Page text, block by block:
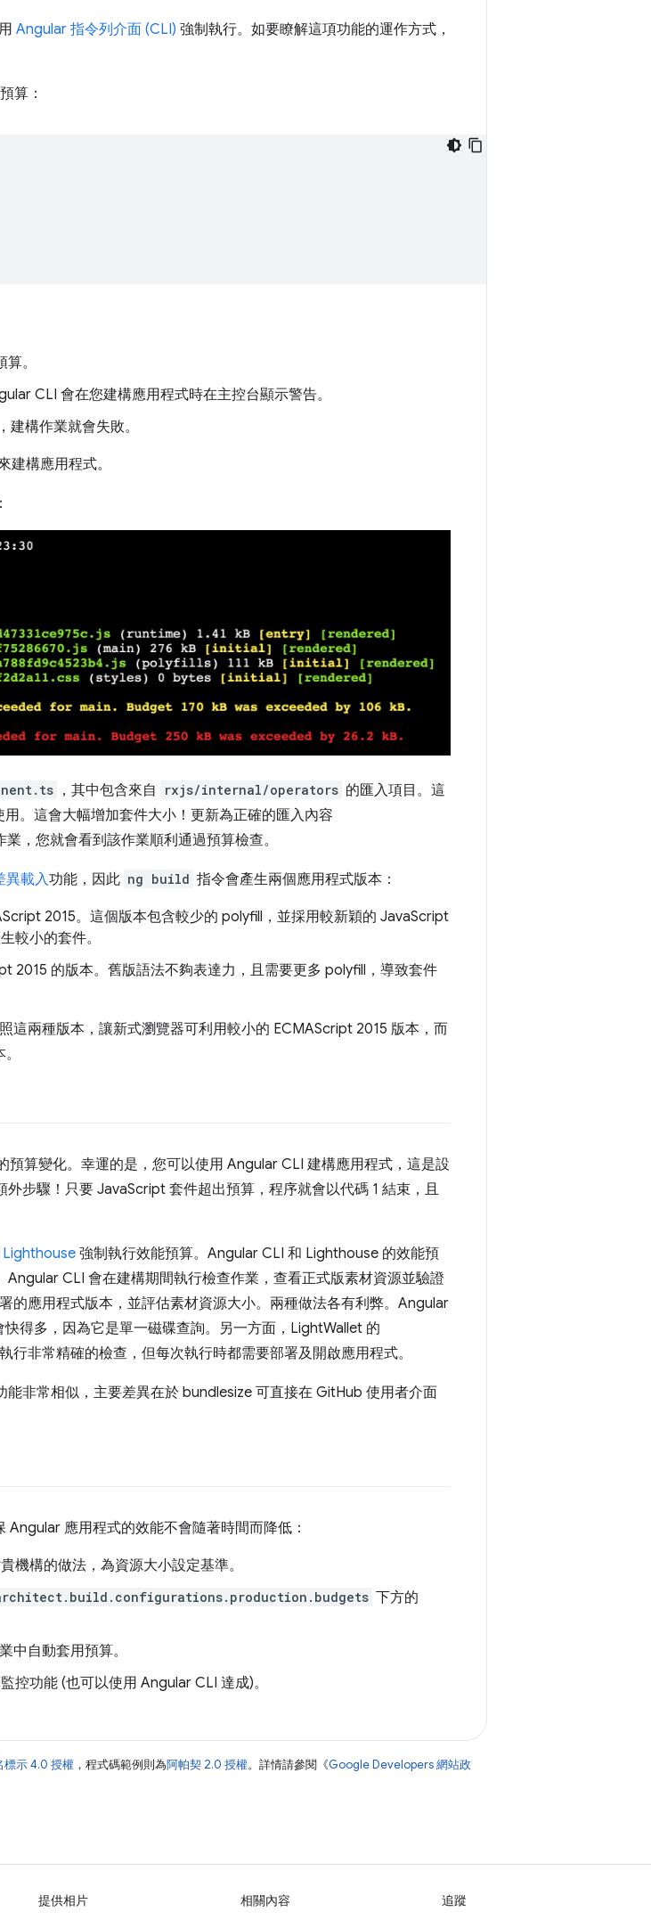
Angular 指令列介面 (CLI) 強制執行。如要瞭解這項功能的運作方式，
算：
。
CLI 會在您建構應用程式時在主控台顯示警告。
建構作業就會失敗。
建構應用程式。
，其中包含來自 rxjs/internal/operators 的匯入項目。這
用。這會大幅增加套件大小！更新為正確的匯入內容
業，您就會看到該作業順利通過預算檢查。
異載入功能，因此 ng build 指令會產生兩個應用程式版本：
2015。這個版本包含較少的 polyfill，並採用較新穎的 JavaScript
較小的套件。
2015 的版本。舊版語法不夠表達力，且需要更多 polyfill，導致套件
這兩種版本，讓新式瀏覽器可利用較小的 ECMAScript 2015 版本，而
預算變化。幸運的是，您可以使用 Angular CLI 建構應用程式，這是設
步驟！只要 JavaScript 套件超出預算，程序就會以代碼 1 結束，且
Lighthouse 強制執行效能預算。Angular CLI 和 Lighthouse 的效能預
CLI 會在建構期間執行檢查作業，查看正式版素材資源並驗證
的應用程式版本，並評估素材資源大小。兩種做法各有利弊。Angular
得多，因為它是單一磁碟查詢。另一方面，LightWallet 的
非常精確的檢查，但每次執行時都需要部署及開啟應用程式。
非常相似，主要差異在於 bundlesize 可直接在 GitHub 使用者介面
應用程式的效能不會隨著時間而降低：
機構的做法，為資源大小設定基準。
下方的
中自動套用預算。
控功能 (也可以使用 Angular CLI 達成)。
標示 4.0 授權 ，程式碼範例則為阿帕契 2.0 授權。詳情請參閱《Google Developers 網站政
提供相片 相關內容 追蹤